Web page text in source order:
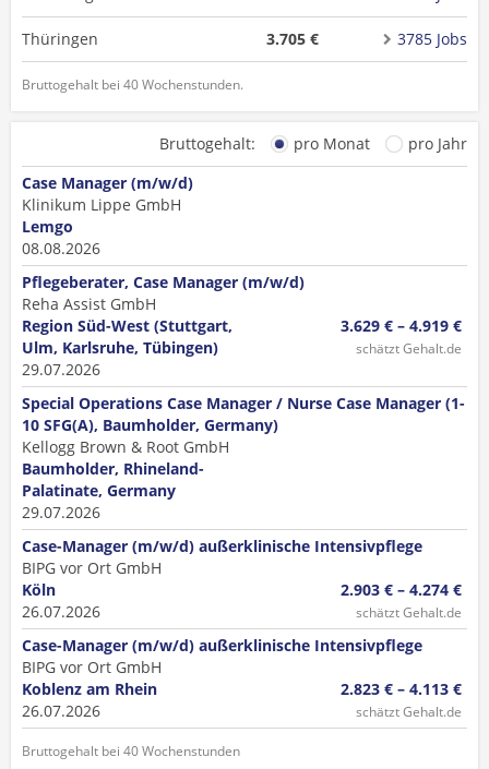
Thüringen 3.705 € 3785 Jobs
Bruttogehalt bei 40 Wochenstunden.
Bruttogehalt: pro Monat
pro Jahr
Case Manager (m/w/d)
Klinikum Lippe GmbH
Lemgo
08.08.2026
Pflegeberater, Case Manager (m/w/d)
Reha Assist GmbH
Region Süd-West (Stuttgart,
Ulm, Karlsruhe, Tübingen)
29.07.2026
3.629 € – 4.919 €
schätzt Gehalt.de
Special Operations Case Manager / Nurse Case Manager (1-
10 SFG(A), Baumholder, Germany)
Kellogg Brown & Root GmbH
Baumholder, Rhineland-
Palatinate, Germany
29.07.2026
Case-Manager (m/w/d) außerklinische Intensivpflege
BIPG vor Ort GmbH
Köln
26.07.2026
2.903 € – 4.274 €
schätzt Gehalt.de
Case-Manager (m/w/d) außerklinische Intensivpflege
BIPG vor Ort GmbH
Koblenz am Rhein
26.07.2026
2.823 € – 4.113 €
schätzt Gehalt.de
Bruttogehalt bei 40 Wochenstunden